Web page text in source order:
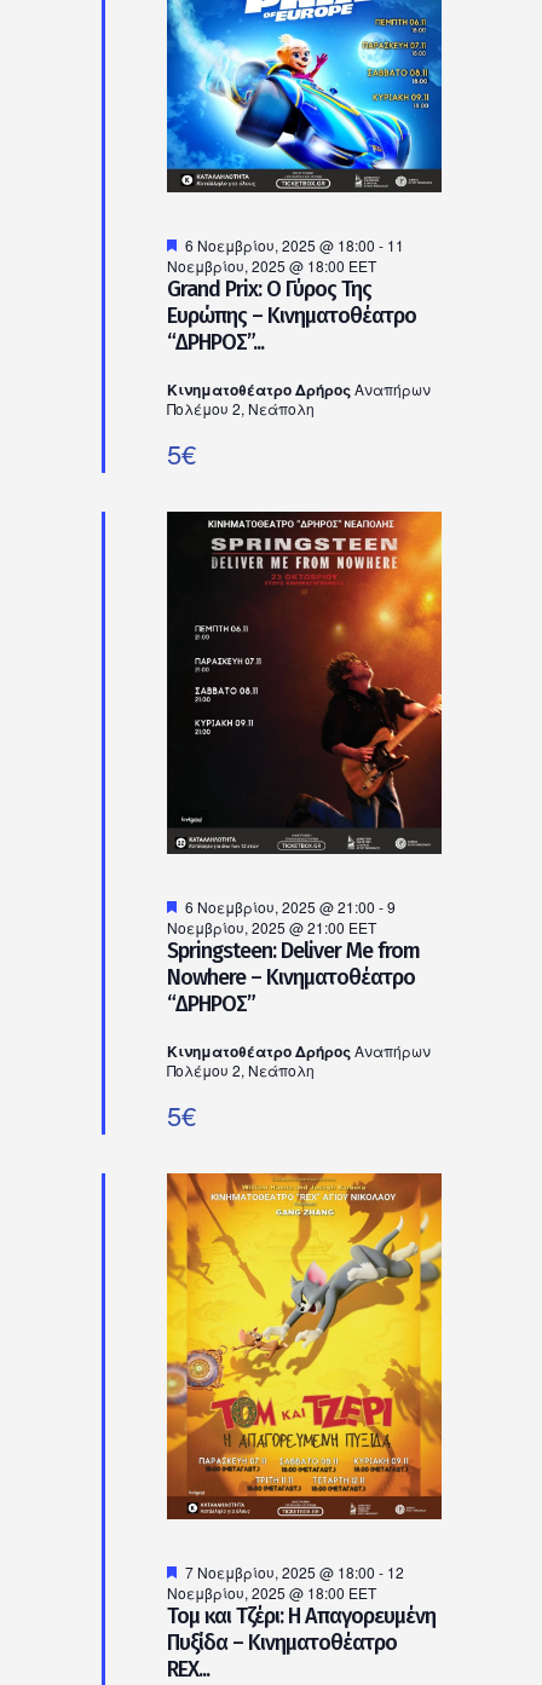
2025
Grand Prix: Ο Γύρος Της
Ευρώπης – Κινηματοθέατρο
“ΔΡΗΡΟΣ”...
Προτεινόμενο
6 Νοεμβρίου, 2025 @ 18:00 - 11
Νοεμβρίου, 2025 @ 18:00 EET
Κινηματοθέατρο ΔρήροςΑναπήρων
Πολέμου 2, Νεάπολη
5€
Springsteen: Deliver Me from
Nowhere – Κινηματοθέατρο
“ΔΡΗΡΟΣ”
Προτεινόμενο
6 Νοεμβρίου, 2025 @ 21:00 -9
Νοεμβρίου, 2025 @ 21:00 EET
Κινηματοθέατρο ΔρήροςΑναπήρων
Πολέμου 2, Νεάπολη
5€
Τομ και Τζέρι: Η Απαγορευμένη
Πυξίδα – Κινηματοθέατρο
REX...
Προτεινόμενο
7 Νοεμβρίου, 2025 @ 18:00 - 12
Νοεμβρίου, 2025 @ 18:00 EET